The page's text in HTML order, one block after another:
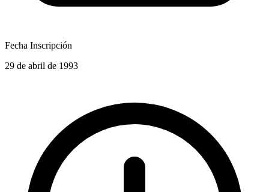
Fecha Inscripción
29 de abril de 1993